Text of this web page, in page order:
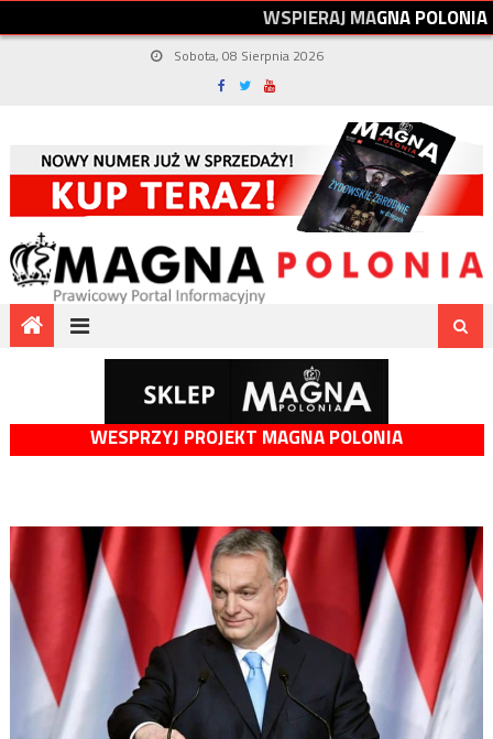
WSPIERAJMAGNAPOLONIA
Sobota, 08 Sierpnia 2026
WESPRZYJ PROJEKT MAGNA POLONIA